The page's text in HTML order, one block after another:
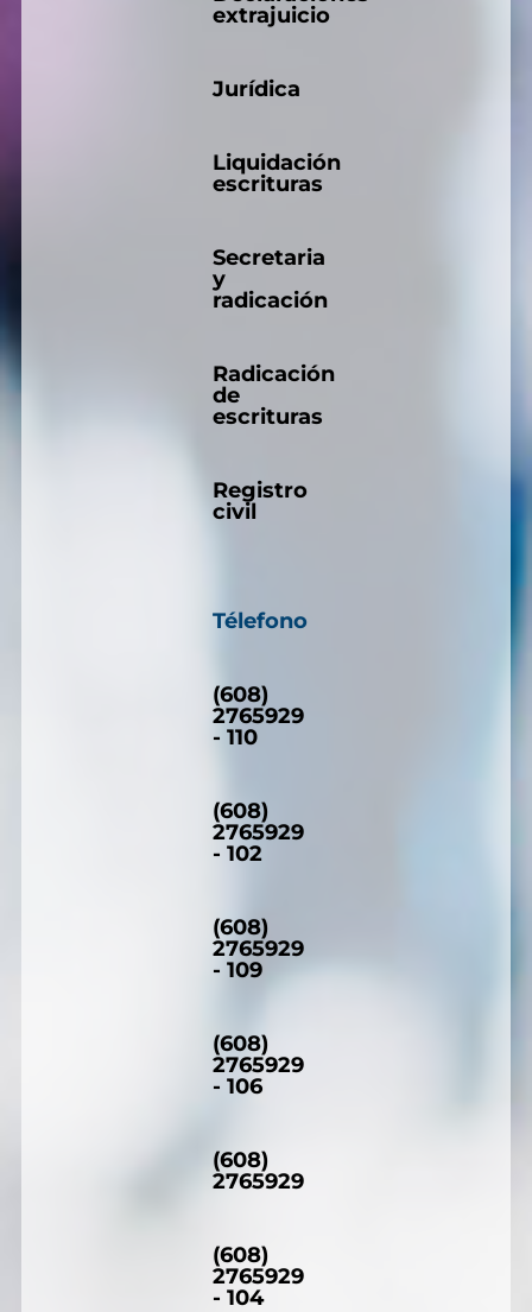
extrajuicio
Jurídica
Liquidación
escrituras
Secretaria
y
radicación
Radicación
de
escrituras
Registro
civil
Télefono
(608)
2765929
- 110
(608)
2765929
- 102
(608)
2765929
- 109
(608)
2765929
- 106
(608)
2765929
(608)
2765929
- 104